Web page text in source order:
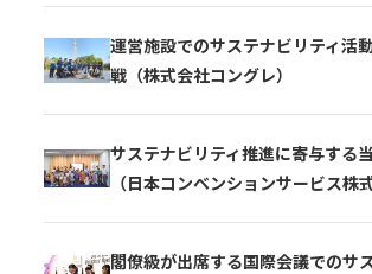
運営施設でのサステナビリティ活
戦（株式会社コングレ）
サステナビリティ推進に寄与する
（日本コンベンションサービス株
閣僚級が出席する国際会議でのサ